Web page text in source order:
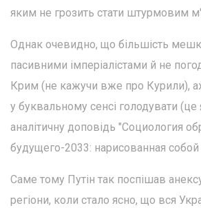
яким не грозить стати штурмовим
Однак очевидно, що більшість
пасивними імперіалістами й не
Крим (не кажучи вже про Курили),
у буквальному сенсі голодувати
аналітичну доповідь "Социология
будущего-2033: нарисованная собой
Саме тому Путін так поспішав
регіони, коли стало ясно, що вся